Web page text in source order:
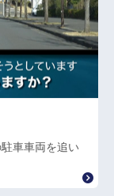
車車両を追い